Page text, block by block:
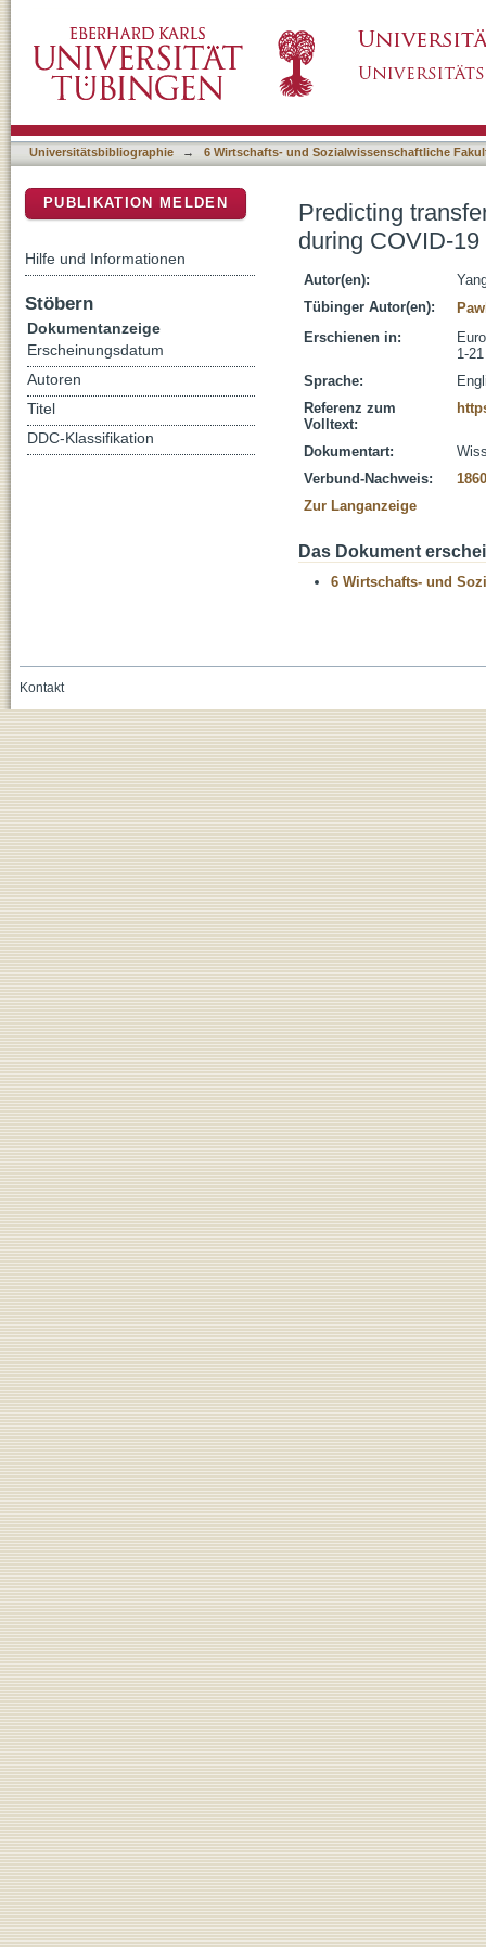
machine learning
Universitätsbibliographie → 6 Wirtschafts- und Sozialwissenschaftliche
Predicting
during COVID-
Autor(en):
Tübinger Autor(en):
Erschienen in:
1-21
Sprache:
Referenz zum
Volltext:
Dokumentart:
Verbund-Nachweis:
Zur Langanzeige
Das Dokument
6 Wirtschafts- und
PUBLIKATION MELDEN
Hilfe und Informationen
Stöbern
Dokumentanzeige
Erscheinungsdatum
Autoren
Titel
DDC-Klassifikation
Kontakt